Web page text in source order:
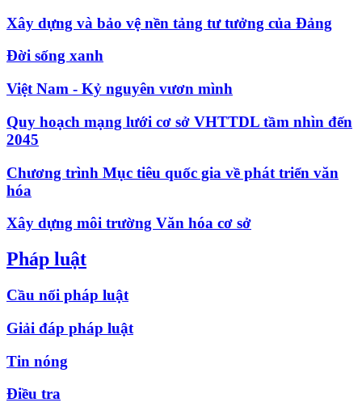
Xây dựng và bảo vệ nền tảng tư tưởng của Đảng
Đời sống xanh
Việt Nam - Kỷ nguyên vươn mình
Quy hoạch mạng lưới cơ sở VHTTDL tầm nhìn đến
2045
Chương trình Mục tiêu quốc gia về phát triển văn
hóa
Xây dựng môi trường Văn hóa cơ sở
Pháp luật
Cầu nối pháp luật
Giải đáp pháp luật
Tin nóng
Điều tra